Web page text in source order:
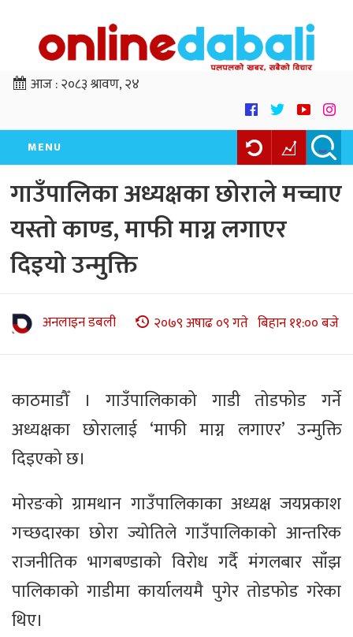
आज :२०८३ श्रावण, २४
MENU
गाउँपालिका अध्यक्षका छोराले मच्चाए
यस्तो काण्ड, माफी माग्न लगाएर
दिइयाे उन्मुक्ति
अनलाइन डबली २०७९ अषाढ ०९ गते बिहान ११:०० बजे
काठमाडौँ । गाउँपालिकाको गाडी तोडफोड गर्ने
अध्यक्षका छोरालाई ‘माफी माग्न लगाएर’ उन्मुक्ति
दिइएको छ।
मोरङको ग्रामथान गाउँपालिकाका अध्यक्ष जयप्रकाश
गच्छदारका छोरा ज्योतिले गाउँपालिकाको आन्तरिक
राजनीतिक भागबण्डाको विरोध गर्दै मंगलबार साँझ
पालिकाको गाडीमा कार्यालयमै पुगेर तोडफोड गरेका
थिए।